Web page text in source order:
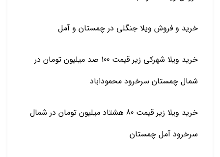
خرید و فروش ویلا جنگلی در چمستان و آمل
خرید ویلا شهرکی زیر قیمت 100 صد میلیون تومان در
شمال چمستان سرخرود محموداباد
خرید ویلا زیر قیمت 80 هشتاد میلیون تومان در شمال
سرخرود آمل چمستان